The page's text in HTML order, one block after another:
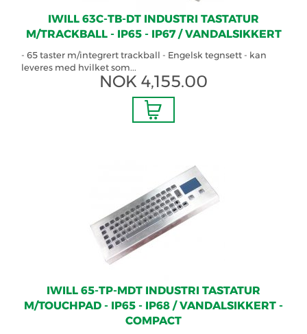
IWILL 63C-TB-DT INDUSTRI TASTATUR
M/TRACKBALL - IP65 - IP67 / VANDALSIKKERT
- 65 taster m/integrert trackball - Engelsk tegnsett - kan
leveres med hvilket som...
NOK 4,155.00
IWILL 65-TP-MDT INDUSTRI TASTATUR
M/TOUCHPAD - IP65 - IP68 / VANDALSIKKERT -
COMPACT